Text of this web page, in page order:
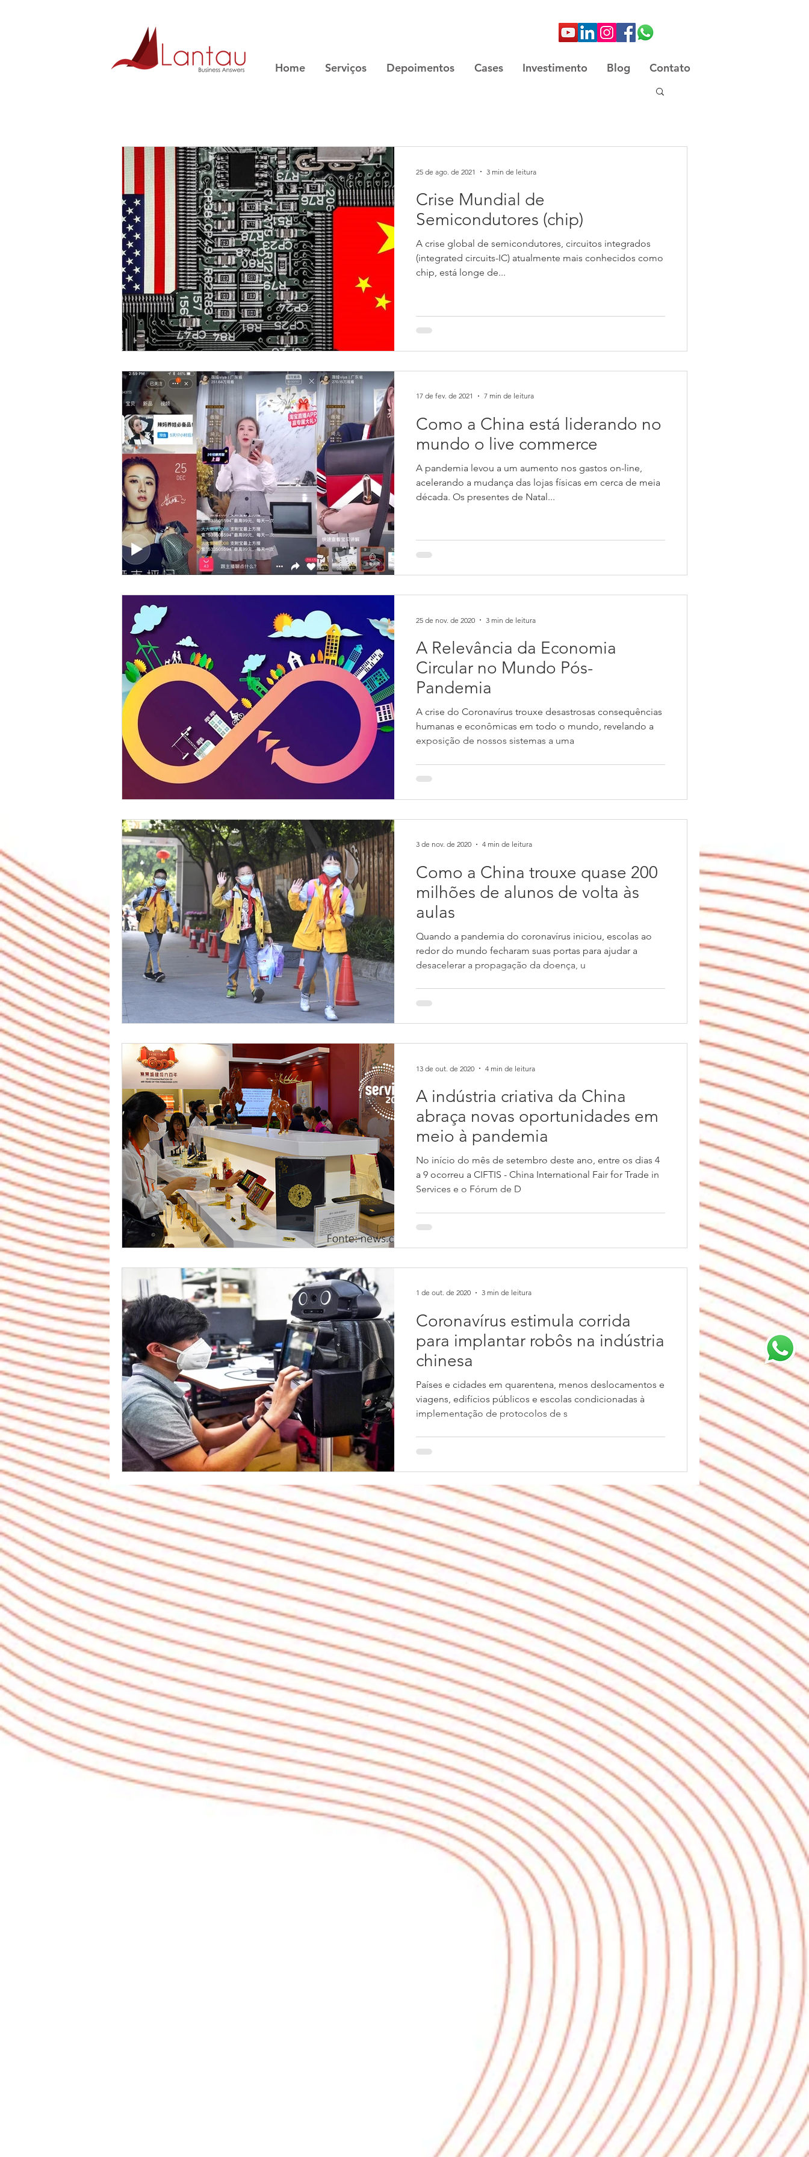
Home Serviços Depoimentos Cases Investimento Blog Contato
Crise Mundial de
Semicondutores (chip)
A crise global de semicondutores, circuitos integrados
(integrated circuits-IC) atualmente mais conhecidos como
chip, está longe de...
25 de ago. de 2021 3 min de leitura
Como a China está liderando no
mundo o live commerce
A pandemia levou a um aumento nos gastos on-line,
acelerando a mudança das lojas físicas em cerca de meia
década. Os presentes de Natal...
17 de fev. de 2021 7 min de leitura
A Relevância da Economia
Circular no Mundo Pós-
Pandemia
A crise do Coronavírus trouxe desastrosas consequências
humanas e econômicas em todo o mundo, revelando a
exposição de nossos sistemas a uma
25 de nov. de 2020 3 min de leitura
Como a China trouxe quase 200
milhões de alunos de volta às
aulas
Quando a pandemia do coronavírus iniciou, escolas ao
redor do mundo fecharam suas portas para ajudar a
desacelerar a propagação da doença, u
3 de nov. de 2020 4 min de leitura
A indústria criativa da China
abraça novas oportunidades em
meio à pandemia
No início do mês de setembro deste ano, entre os dias 4
a 9 ocorreu a CIFTIS - China International Fair for Trade in
Services e o Fórum de D
13 de out. de 2020 4 min de leitura
Coronavírus estimula corrida
para implantar robôs na indústria
chinesa
Países e cidades em quarentena, menos deslocamentos e
viagens, edifícios públicos e escolas condicionadas à
implementação de protocolos de s
1 de out. de 2020 3 min de leitura